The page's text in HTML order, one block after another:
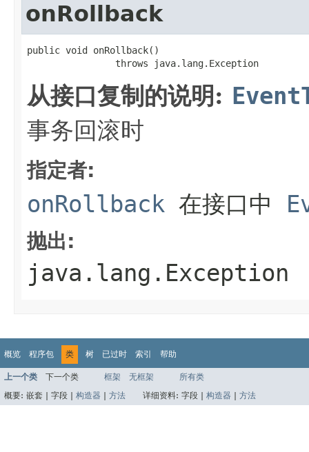
onRollback
public void onRollback()
                throws java.lang.Exception
从接口复制的说明:
事务回滚时
指定者:
onRollback 在接口中
抛出:
java.lang.Exception
概览 程序包 类 树 已过时 索引 帮助
上一个类 下一个类 框架 无框架
所有类
概要: 嵌套 | 字段 | 构造器 方法 详细资料: 字段 | 构造器 方法